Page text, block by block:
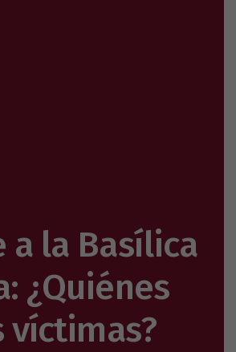
a la Basílica
¿Quiénes
víctimas?